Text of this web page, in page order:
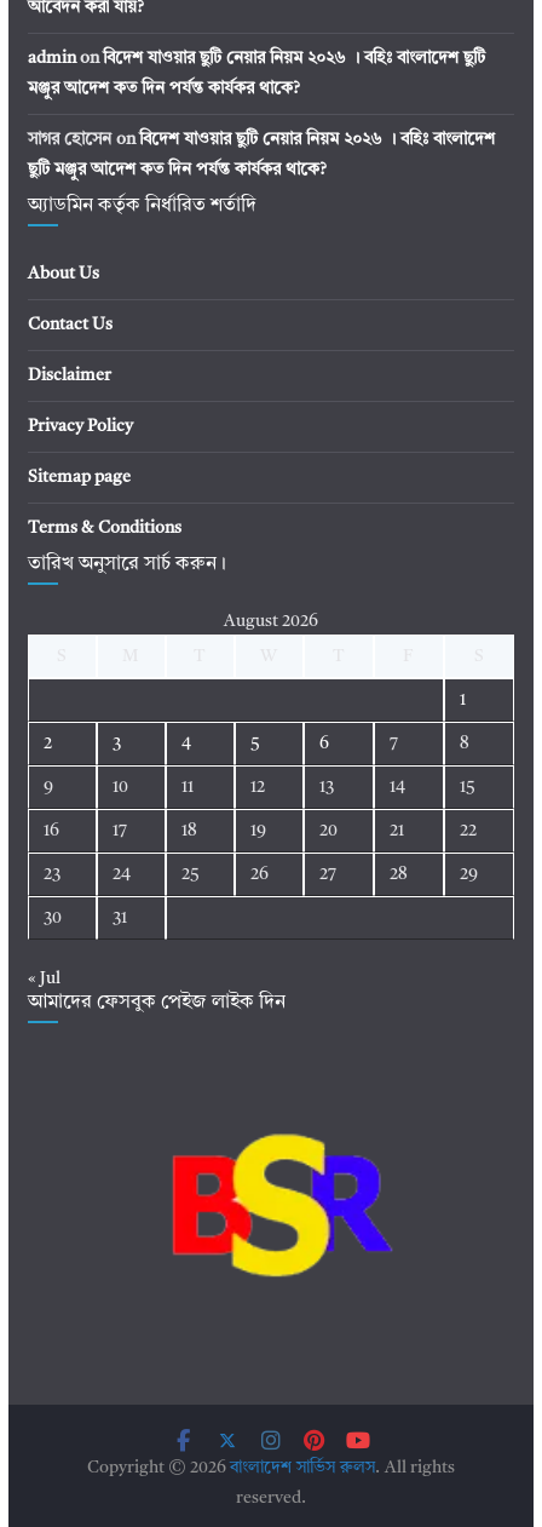
আবেদন করা যায়?
adminonবিদেশ যাওয়ার ছুটি নেয়ার নিয়ম ২০২৬ । বহিঃ বাংলাদেশ ছুটি
মঞ্জুর আদেশ কত দিন পর্যন্ত কার্যকর থাকে?
সাগর হোসেনonবিদেশ যাওয়ার ছুটি নেয়ার নিয়ম ২০২৬ । বহিঃ বাংলাদেশ
ছুটি মঞ্জুর আদেশ কত দিন পর্যন্ত কার্যকর থাকে?
অ্যাডমিন কর্তৃক নির্ধারিত শর্তাদি
About Us
Contact Us
Disclaimer
Privacy Policy
Sitemap page
Terms & Conditions
তারিখ অনুসারে সার্চ করুন।
August 2026
1
2 3 4 5 6 7 8
9 10 11 12 13 14 15
16 17 18 19 20 21 22
23 24 25 26 27 28 29
30 31
« Jul
আমাদের ফেসবুক পেইজ লাইক দিন
Copyright © 2026বাংলাদেশ সার্ভিস রুলস. All rights
reserved.